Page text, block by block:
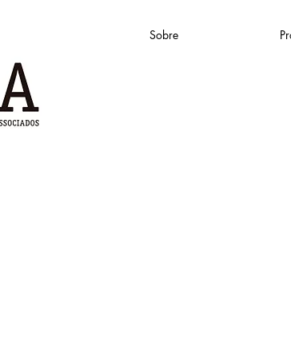
Sobre